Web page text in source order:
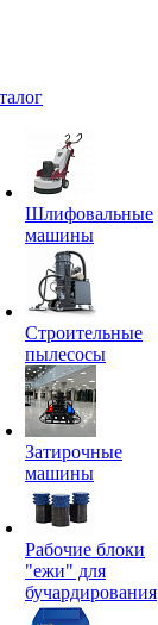
Шлифовальные
машины
Строительные
пылесосы
Затирочные
машины
Рабочие блоки
"ежи" для
бучардирования